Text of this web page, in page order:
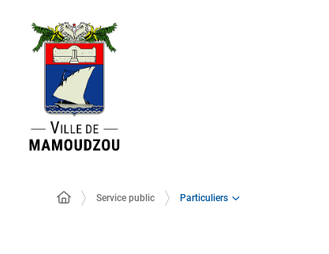
Service public Particuliers